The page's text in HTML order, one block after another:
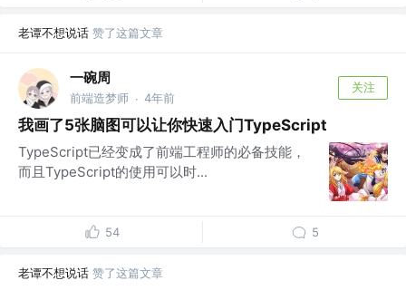
老谭不想说话 赞了这篇文章
一碗周
前端造梦师 · 4年前
关注
我画了5张脑图可以让你快速入门TypeScript
TypeScript已经变成了前端工程师的必备技能，
而且TypeScript的使用可以时...
54 5
老谭不想说话 赞了这篇文章